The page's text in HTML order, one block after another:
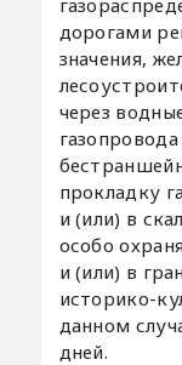
дорогами
значения,
через
прокладку
и (или) в
особо
и (или) в
историко-
данном
дней.